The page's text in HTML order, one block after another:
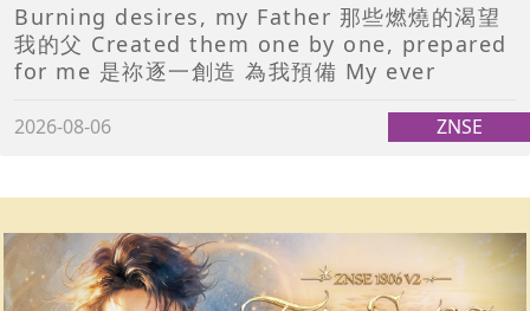
Burning desires, my Father 那些燃燒的渴望
我的父 Created them one by one, prepared
for me 是祢逐一創造 為我預備 My ever
2026-08-06 ZNSE